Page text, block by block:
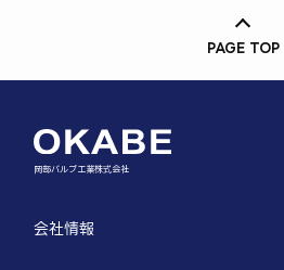
PAGE TOP
岡部バルブ工業株式会社
会社情報